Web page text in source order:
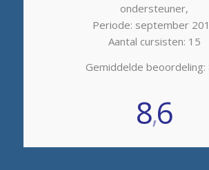
ondersteuner,
Periode: september
Aantal cursisten: 15
Gemiddelde beoordeling:
8,6